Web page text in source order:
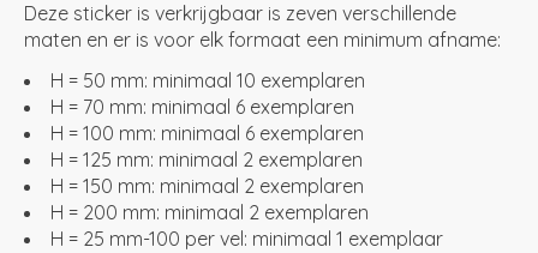
Deze sticker is verkrijgbaar is zeven verschillende
maten en er is voor elk formaat een minimum afname:
H = 50 mm: minimaal 10 exemplaren
H = 70 mm: minimaal 6 exemplaren
H = 100 mm: minimaal 6 exemplaren
H = 125 mm: minimaal 2 exemplaren
H = 150 mm: minimaal 2 exemplaren
H = 200 mm: minimaal 2 exemplaren
H = 25 mm-100 per vel: minimaal 1 exemplaar